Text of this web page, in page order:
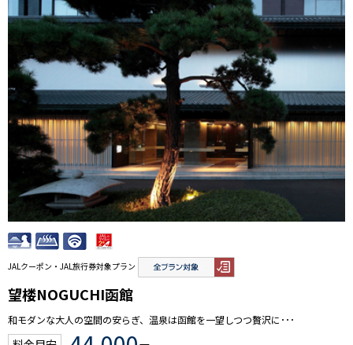
JALクーポン・JAL旅行券対象プラン
望楼NOGUCHI函館
和モダンな大人の空間の安らぎ、温泉は函館を一望しつつ贅沢に･･･